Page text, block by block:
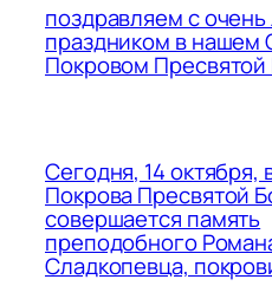
поздравляем с
праздником в нашем
Покровом
Сегодня, 14 октября,
Покрова Пресвятой
совершается память
преподобного
Сладкопевца,